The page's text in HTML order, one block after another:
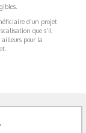
d’un projet
que s’il
pour la